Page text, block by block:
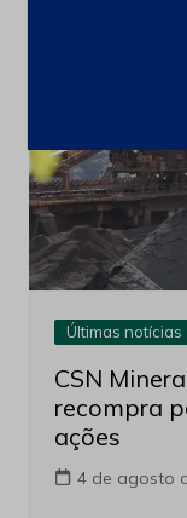
Últimas notícias
CSN
recompra
ações
4 de agosto